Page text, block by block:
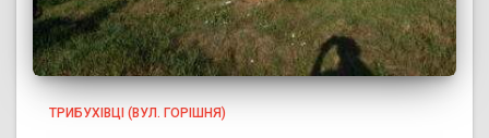
ТРИБУХІВЦІ (ВУЛ. ГОРІШНЯ)